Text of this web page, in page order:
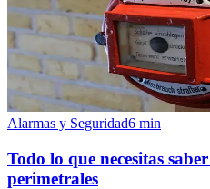
Alarmas y Seguridad6 min
Todo lo que necesitas
perimetrales